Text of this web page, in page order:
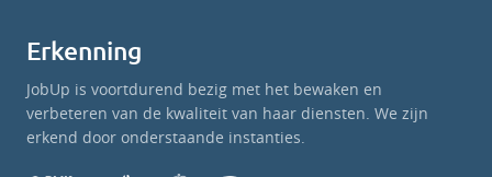
Erkenning
JobUp is voortdurend bezig met het bewaken en
verbeteren van de kwaliteit van haar diensten. We zijn
erkend door onderstaande instanties.